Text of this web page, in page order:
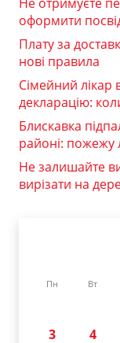
оформити
Плату за
нові правила
Сімейний лікар
декларацію:
Блискавка
районі: пожежу
Не залишайте
вирізати на
Пн Вт
3
4